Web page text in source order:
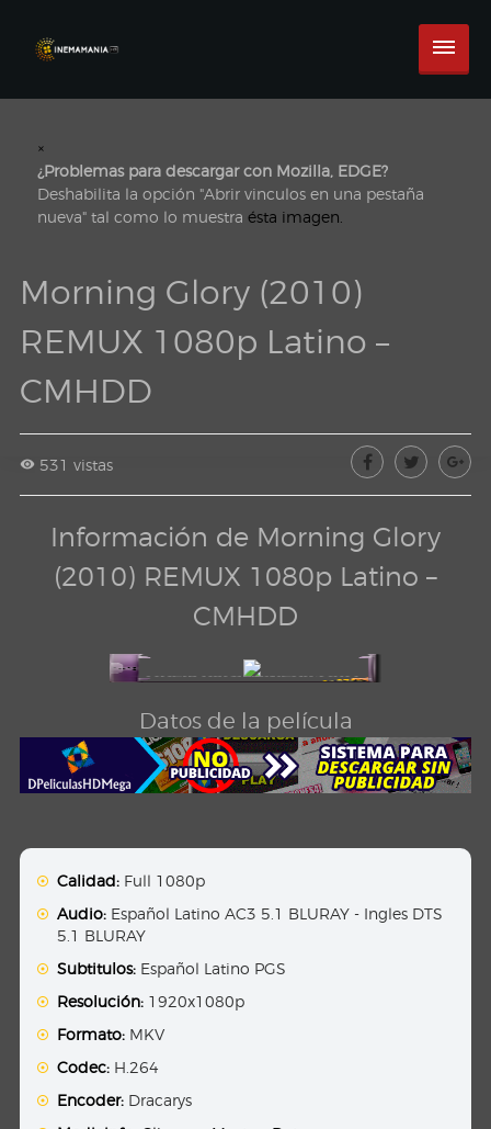
×
¿Problemas para descargar con Mozilla, EDGE?
Deshabilita la opción "Abrir vinculos en una pestaña
nueva" tal como lo muestra ésta imagen.
Morning Glory (2010)
REMUX 1080p Latino –
CMHDD
531 vistas
Información de Morning Glory
(2010) REMUX 1080p Latino –
CMHDD
Datos de la película
Calidad: Full 1080p
Audio: Español Latino AC3 5.1 BLURAY - Ingles DTS
5.1 BLURAY
Subtitulos: Español Latino PGS
Resolución: 1920x1080p
Formato: MKV
Codec: H.264
Encoder: Dracarys